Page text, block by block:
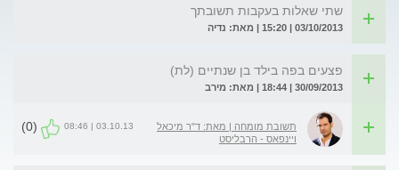
שתי שאלות בעקבות תשובתך
03/10/2013 | 15:20 | מאת: נדיה
פצעים בפה בילד בן שנתיים (לת)
30/09/2013 | 18:44 | מאת: מירב
תשובת מומחה | מאת: ד"ר מיכאל
ויינפאס - הרבליסט
03.10.13 | 08:46
(0)